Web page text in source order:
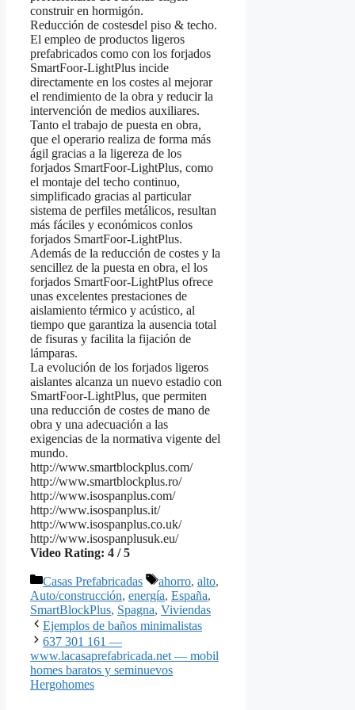
construir en hormigón.
Reducción de costesdel piso & techo.
El empleo de productos ligeros
prefabricados como con los forjados
SmartFoor-LightPlus incide
directamente en los costes al mejorar
el rendimiento de la obra y reducir la
intervención de medios auxiliares.
Tanto el trabajo de puesta en obra,
que el operario realiza de forma más
ágil gracias a la ligereza de los
forjados SmartFoor-LightPlus, como
el montaje del techo continuo,
simplificado gracias al particular
sistema de perfiles metálicos, resultan
más fáciles y económicos conlos
forjados SmartFoor-LightPlus.
Además de la reducción de costes y la
sencillez de la puesta en obra, el los
forjados SmartFoor-LightPlus ofrece
unas excelentes prestaciones de
aislamiento térmico y acústico, al
tiempo que garantiza la ausencia total
de fisuras y facilita la fijación de
lámparas.
La evolución de los forjados ligeros
aislantes alcanza un nuevo estadio con
SmartFoor-LightPlus, que permiten
una reducción de costes de mano de
obra y una adecuación a las
exigencias de la normativa vigente del
mundo.
http://www.smartblockplus.com/
http://www.smartblockplus.ro/
http://www.isospanplus.com/
http://www.isospanplus.it/
http://www.isospanplus.co.uk/
http://www.isospanplusuk.eu/
Video Rating: 4 / 5
Categorías
Casas Prefabricadas Etiquetas
ahorro, alto,
Auto/construcción, energía, España,
SmartBlockPlus, Spagna, Viviendas
Ejemplos de baños minimalistas
637 301 161 —
www.lacasaprefabricada.net — mobil
homes baratos y seminuevos
Hergohomes